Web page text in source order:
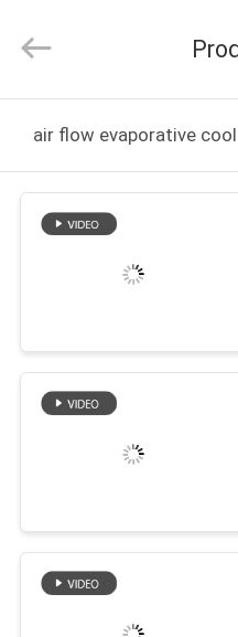
HOGAR
PRODUCTOS
SOBRE
NOSOTROS
LA
FÁBRICA
Equipment
Rights
air flow evaporative